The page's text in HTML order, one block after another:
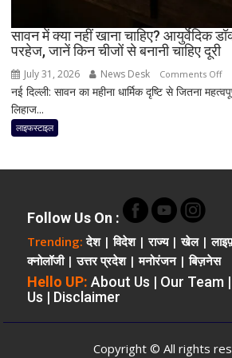
कैसे
नींद
सावन में क्या नहीं खाना चाहिए? आयुर्वेदिक
परहेज, जानें किन चीजों से बनानी चाहिए दूरी
July 31, 2026 News Desk Comments Offon
से
नई दिल्ली: सावन का महीना धार्मिक दृष्टि से जितना
लिहाज...
लाइफस्टाइल
Follow Us On :
Trending: देश|विदेश|राज्य|खेल|
क्नोलॉजी|उत्तर प्रदेश| मनोरंजन|बिज़नेस
Hello UP: About Us | Our Team |
Us | Disclaimer
Copyright © All rights